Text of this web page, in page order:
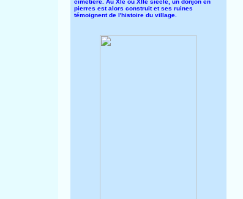
pierres est alors construit et ses ruines
témoignent de l'histoire du village.